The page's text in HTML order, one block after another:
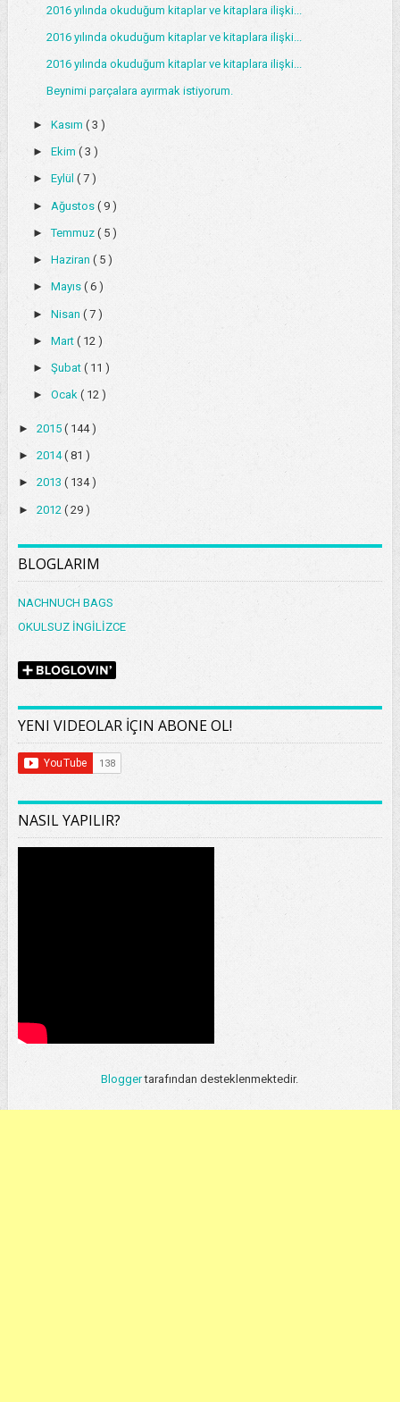
2016 yılında okuduğum kitaplar ve kitaplara ilişki...
2016 yılında okuduğum kitaplar ve kitaplara ilişki...
2016 yılında okuduğum kitaplar ve kitaplara ilişki...
Beynimi parçalara ayırmak istiyorum.
► Kasım ( 3 )
► Ekim ( 3 )
► Eylül ( 7 )
► Ağustos ( 9 )
►Temmuz ( 5 )
► Haziran ( 5 )
► Mayıs ( 6 )
► Nisan ( 7 )
► Mart ( 12 )
► Şubat ( 11 )
► Ocak ( 12 )
► 2015 ( 144 )
► 2014( 81 )
► 2013 ( 134 )
► 2012 ( 29 )
BLOGLARIM
NACHNUCH BAGS
OKULSUZ İNGİLİZCE
YENI VIDEOLAR İÇIN ABONE OL!
NASIL YAPILIR?
Bloggertarafından desteklenmektedir.